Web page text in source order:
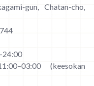
gun, Chatan-cho,
(keesokan